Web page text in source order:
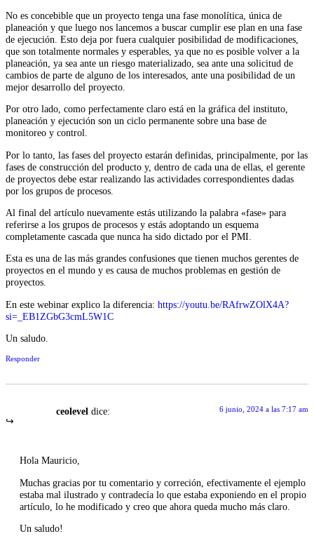
No es concebible que un proyecto tenga una fase monolítica, única de
planeación y que luego nos lancemos a buscar cumplir ese plan en una fase
de ejecución. Esto deja por fuera cualquier posibilidad de modificaciones,
que son totalmente normales y esperables, ya que no es posible volver a la
planeación, ya sea ante un riesgo materializado, sea ante una solicitud de
cambios de parte de alguno de los interesados, ante una posibilidad de un
mejor desarrollo del proyecto.
Por otro lado, como perfectamente claro está en la gráfica del instituto,
planeación y ejecución son un ciclo permanente sobre una base de
monitoreo y control.
Por lo tanto, las fases del proyecto estarán definidas, principalmente, por las
fases de construcción del producto y, dentro de cada una de ellas, el gerente
de proyectos debe estar realizando las actividades correspondientes dadas
por los grupos de procesos.
Al final del artículo nuevamente estás utilizando la palabra «fase» para
referirse a los grupos de procesos y estás adoptando un esquema
completamente cascada que nunca ha sido dictado por el PMI.
Esta es una de las más grandes confusiones que tienen muchos gerentes de
proyectos en el mundo y es causa de muchos problemas en gestión de
proyectos.
En este webinar explico la diferencia: https://youtu.be/RAfrwZOlX4A?
si=_EB1ZGbG3cmL5W1C
Un saludo.
Responder
ceolevel dice: 6 junio, 2024 a las 7:17 am
Hola Mauricio,
Muchas gracias por tu comentario y correción, efectivamente el ejemplo
estaba mal ilustrado y contradecía lo que estaba exponiendo en el propio
artículo, lo he modificado y creo que ahora queda mucho más claro.
Un saludo!